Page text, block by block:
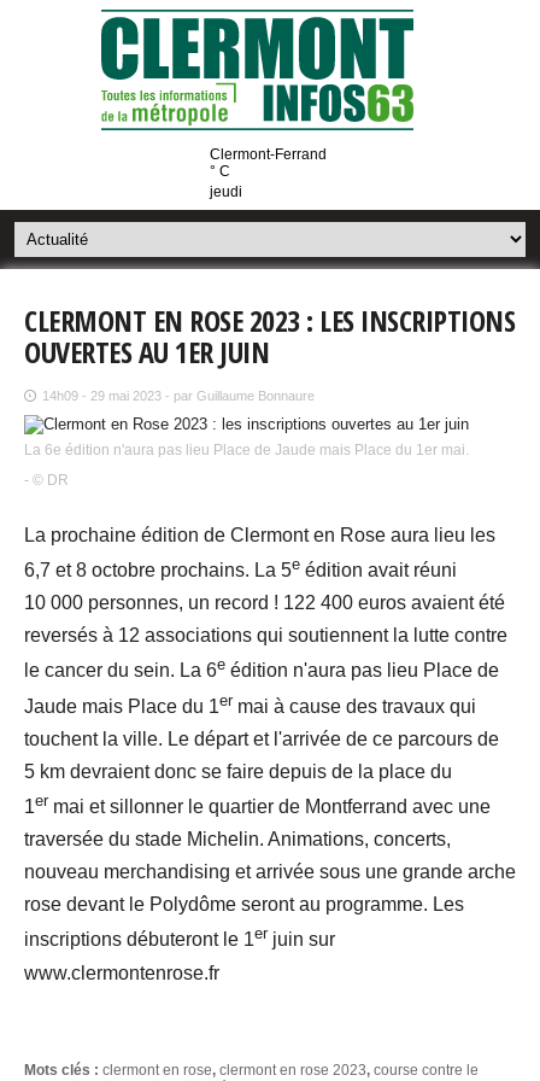
Clermont-Ferrand
° C
jeudi
CLERMONT EN ROSE 2023 : LES INSCRIPTIONS
OUVERTES AU 1ER JUIN
14h09 - 29 mai 2023 - par Guillaume Bonnaure
La 6e édition n'aura pas lieu Place de Jaude mais Place du 1er mai.
- © DR
La prochaine édition de Clermont en Rose aura lieu les
6,7 et 8 octobre prochains. La 5e édition avait réuni
10 000 personnes, un record ! 122 400 euros avaient été
reversés à 12 associations qui soutiennent la lutte contre
le cancer du sein. La 6e édition n'aura pas lieu Place de
Jaude mais Place du 1er mai à cause des travaux qui
touchent la ville. Le départ et l'arrivée de ce parcours de
5 km devraient donc se faire depuis de la place du
1er mai et sillonner le quartier de Montferrand avec une
traversée du stade Michelin. Animations, concerts,
nouveau merchandising et arrivée sous une grande arche
rose devant le Polydôme seront au programme. Les
inscriptions débuteront le 1er juin sur
www.clermontenrose.fr
Mots clés : clermont en rose, clermont en rose 2023, course contre le